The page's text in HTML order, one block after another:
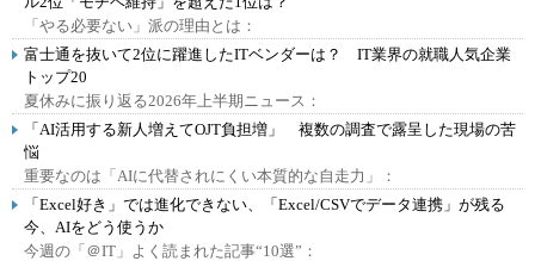
「やる必要ない」派の理由とは：
富士通を抜いて2位に躍進したITベンダーは？ IT業界の就職人気企業
トップ20
夏休みに振り返る2026年上半期ニュース：
「AI活用する新人増えてOJT負担増」 複数の調査で露呈した現場の苦
悩
重要なのは「AIに代替されにくい本質的な自走力」：
「Excel好き」では進化できない、「Excel/CSVでデータ連携」が残る
今、AIをどう使うか
今週の「＠IT」よく読まれた記事“10選”：